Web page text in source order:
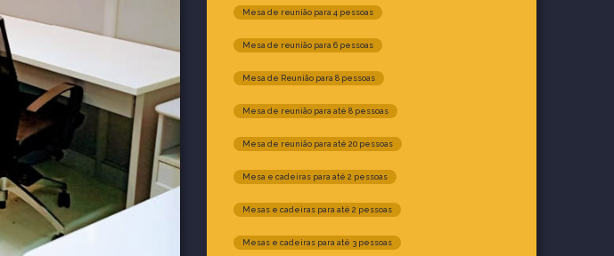
Mesa de reunião para 4 pessoas
Mesa de reunião para 6 pessoas
Mesa de Reunião para 8 pessoas
Mesa de reunião para até 8 pessoas
Mesa de reunião para até 20 pessoas
Mesa e cadeiras para até 2 pessoas
Mesas e cadeiras para até 2 pessoas
Mesas e cadeiras para até 3 pessoas